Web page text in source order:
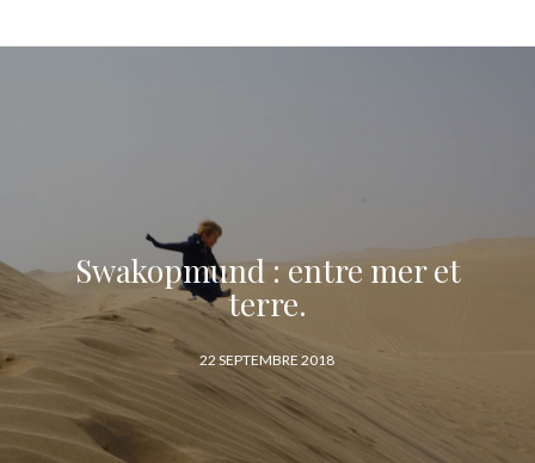
Swakopmund : entre mer et
terre.
P
U
L
22 SEPTEMBRE 2018